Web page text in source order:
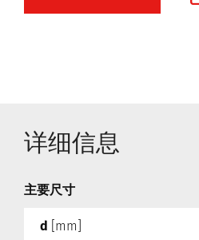
详细信息
主要尺寸
d [mm]